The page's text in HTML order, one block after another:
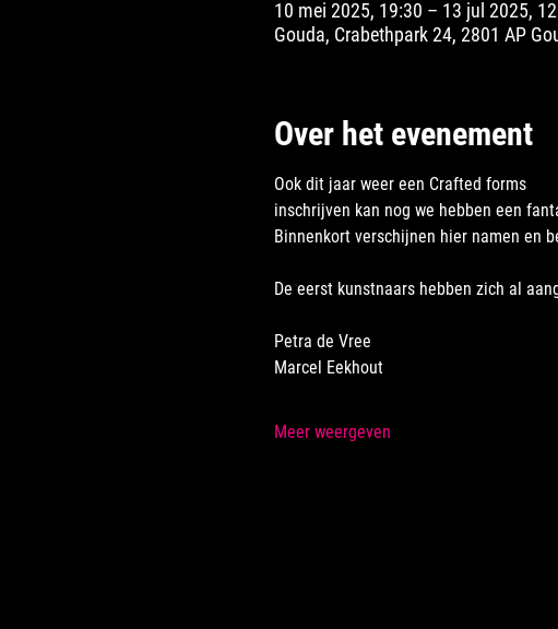
10 mei 2025, 19:30 – 13 jul 2025,
Gouda, Crabethpark 24, 2801 AP
Over het evenement
Ook dit jaar weer een Crafted forms
inschrijven kan nog we hebben een
Binnenkort verschijnen hier namen en
De eerst kunstnaars hebben zich al
Petra de Vree
Marcel Eekhout
Meer weergeven